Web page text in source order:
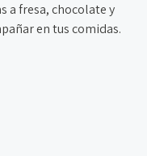
a fresa, chocolate y
en tus comidas.